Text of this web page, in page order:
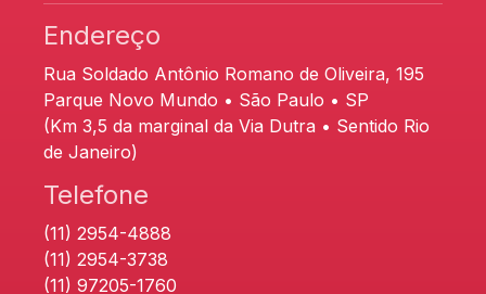
Endereço
Rua Soldado Antônio Romano de Oliveira, 195
Parque Novo Mundo • São Paulo • SP
(Km 3,5 da marginal da Via Dutra • Sentido Rio
de Janeiro)
Telefone
(11) 2954-4888
(11) 2954-3738
(11) 97205-1760